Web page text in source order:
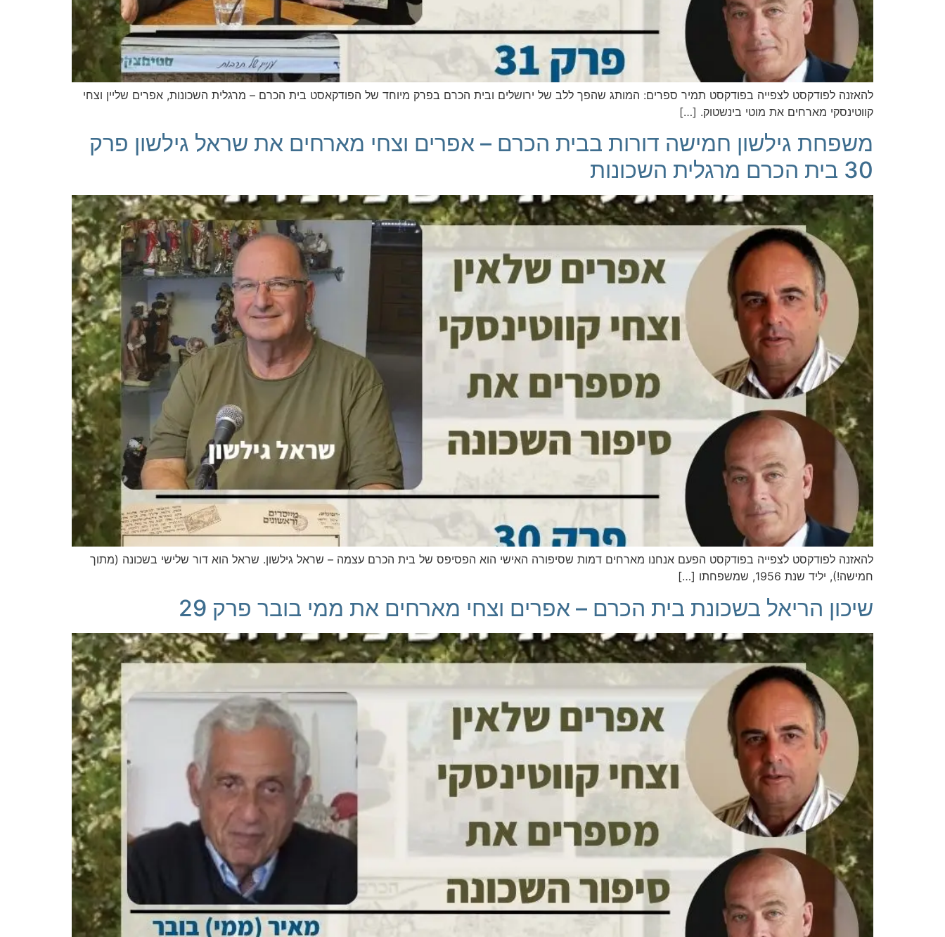
להאזנה לפודקסט לצפייה בפודקסט תמיר ספרים: המותג שהפך ללב של ירושלים ובית הכרם בפרק מיוחד של הפודקאסט בית הכרם – מרגלית השכונות, אפרים שליין וצחי
קווטינסקי מארחים את מוטי בינשטוק. […]
משפחת גילשון חמישה דורות בבית הכרם – אפרים וצחי מארחים את שראל גילשון פרק
30 בית הכרם מרגלית השכונות
להאזנה לפודקסט לצפייה בפודקסט הפעם אנחנו מארחים דמות שסיפורה האישי הוא הפסיפס של בית הכרם עצמה – שראל גילשון. שראל הוא דור שלישי בשכונה (מתוך
חמישה!), יליד שנת 1956, שמשפחתו […]
שיכון הריאל בשכונת בית הכרם – אפרים וצחי מארחים את ממי בובר פרק 29